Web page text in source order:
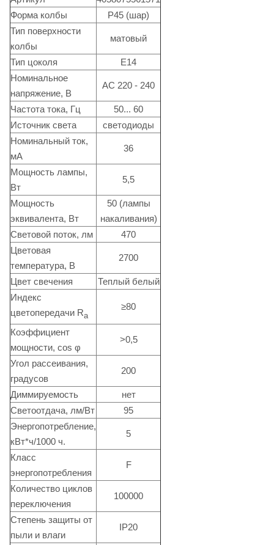
Форма колбы
P45 (шар)
Тип поверхности
колбы
матовый
Тип цоколя
Е14
Номинальное
напряжение, В
АС 220 - 240
Частота тока, Гц
50... 60
Источник света
светодиоды
Номинальный ток,
мА
36
Мощность лампы,
Вт
5,5
Мощность
эквивалента, Вт
50 (лампы
накаливания)
Световой поток, лм
470
Цветовая
температура, В
2700
Цвет свечения
Теплый белый
Индекс
цветопередачи Ra
≥80
Коэффициент
мощности, cos φ
>0,5
Угол рассеивания,
градусов
200
Диммируемость
нет
Светоотдача, лм/Вт
95
Энергопотребление,
кВт*ч/1000 ч.
5
Класс
энергопотребления
F
Количество циклов
переключения
100000
Степень защиты от
пыли и влаги
IP20